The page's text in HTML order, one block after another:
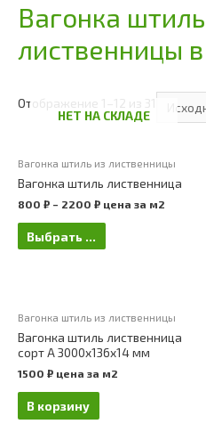
Вагонка
лиственницы
Отображение 1–12 из 31
НЕТ НА СКЛАДЕ
Вагонка штиль из лиственницы
Вагонка штиль лиственница
800 ₽ – 2200 ₽ цена за м2
Выбрать ...
Вагонка штиль из лиственницы
Вагонка штиль лиственница
сорт А 3000х136х14 мм
1500 ₽ цена за м2
В корзину